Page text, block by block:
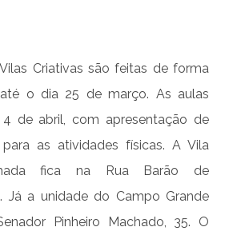
Criativas são feitas de forma
o dia 25 de março. As aulas
de abril, com apresentação de
as atividades físicas. A Vila
fica na Rua Barão de
Já a unidade do Campo Grande
Pinheiro Machado, 35. O